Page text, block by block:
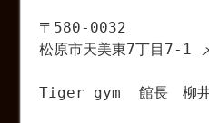
〒580-0032
松原市天美東7丁目7-1
Tiger gym 館長 柳井